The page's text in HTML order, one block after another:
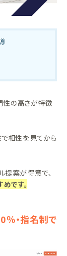
性の高さが特徴
相性を見てから
提案が得意で、
です。
・指名制で